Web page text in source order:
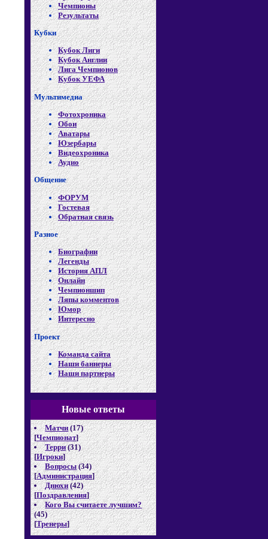
Чемпионы
Результаты
Кубки
Кубок Лиги
Кубок Англии
Лига Чемпионов
Кубок УЕФА
Мультимедиа
Фотохроника
Обои
Аватары
Юзербары
Видеохроника
Аудио
Общение
ФОРУМ
Гостевая
Обратная связь
Разное
Биографии
Легенды
История АПЛ
Онлайн
Чемпионшип
Ляпы комментов
Юмор
Интересно
Проект
Команда сайта
Наши баннеры
Наши партнеры
Новые ответы
Матчи (17)
[Чемпионат]
Терри (31)
[Игроки]
Вопросы (34)
[Администрация]
Днюхи (42)
[Поздравления]
Кого Вы считаете лучшим?
(45)
[Тренеры]